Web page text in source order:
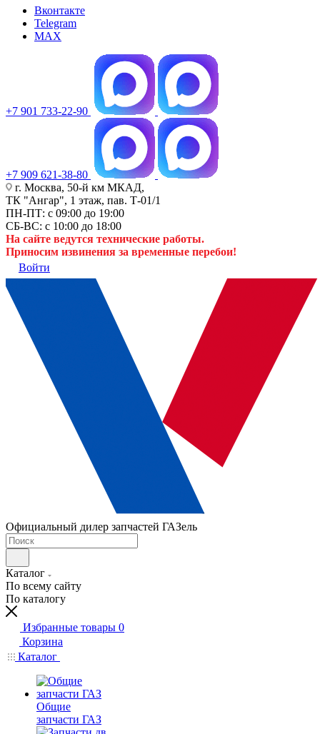
Вконтакте
Telegram
MAX
+7 901 733-22-90
+7 909 621-38-80
г. Москва, 50-й км МКАД,
ТК "Ангар", 1 этаж, пав. Т-01/1
ПН-ПТ: с 09:00 до 19:00
СБ-ВС: с 10:00 до 18:00
На сайте ведутся технические работы.
Приносим извинения за временные перебои!
Войти
Официальный дилер запчастей ГАЗель
Каталог
По всему сайту
По каталогу
Избранные товары 0
Корзина
Каталог
Общие
запчасти ГАЗ